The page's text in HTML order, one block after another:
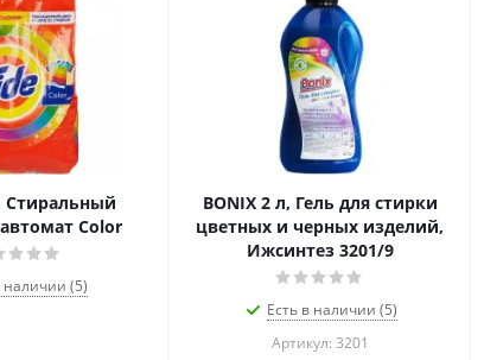
Стиральный
Color
наличии (5)
BONIX 2 л, Гель для стирки
цветных и черных изделий,
Ижсинтез 3201/9
Есть в наличии (5)
Артикул: 3201